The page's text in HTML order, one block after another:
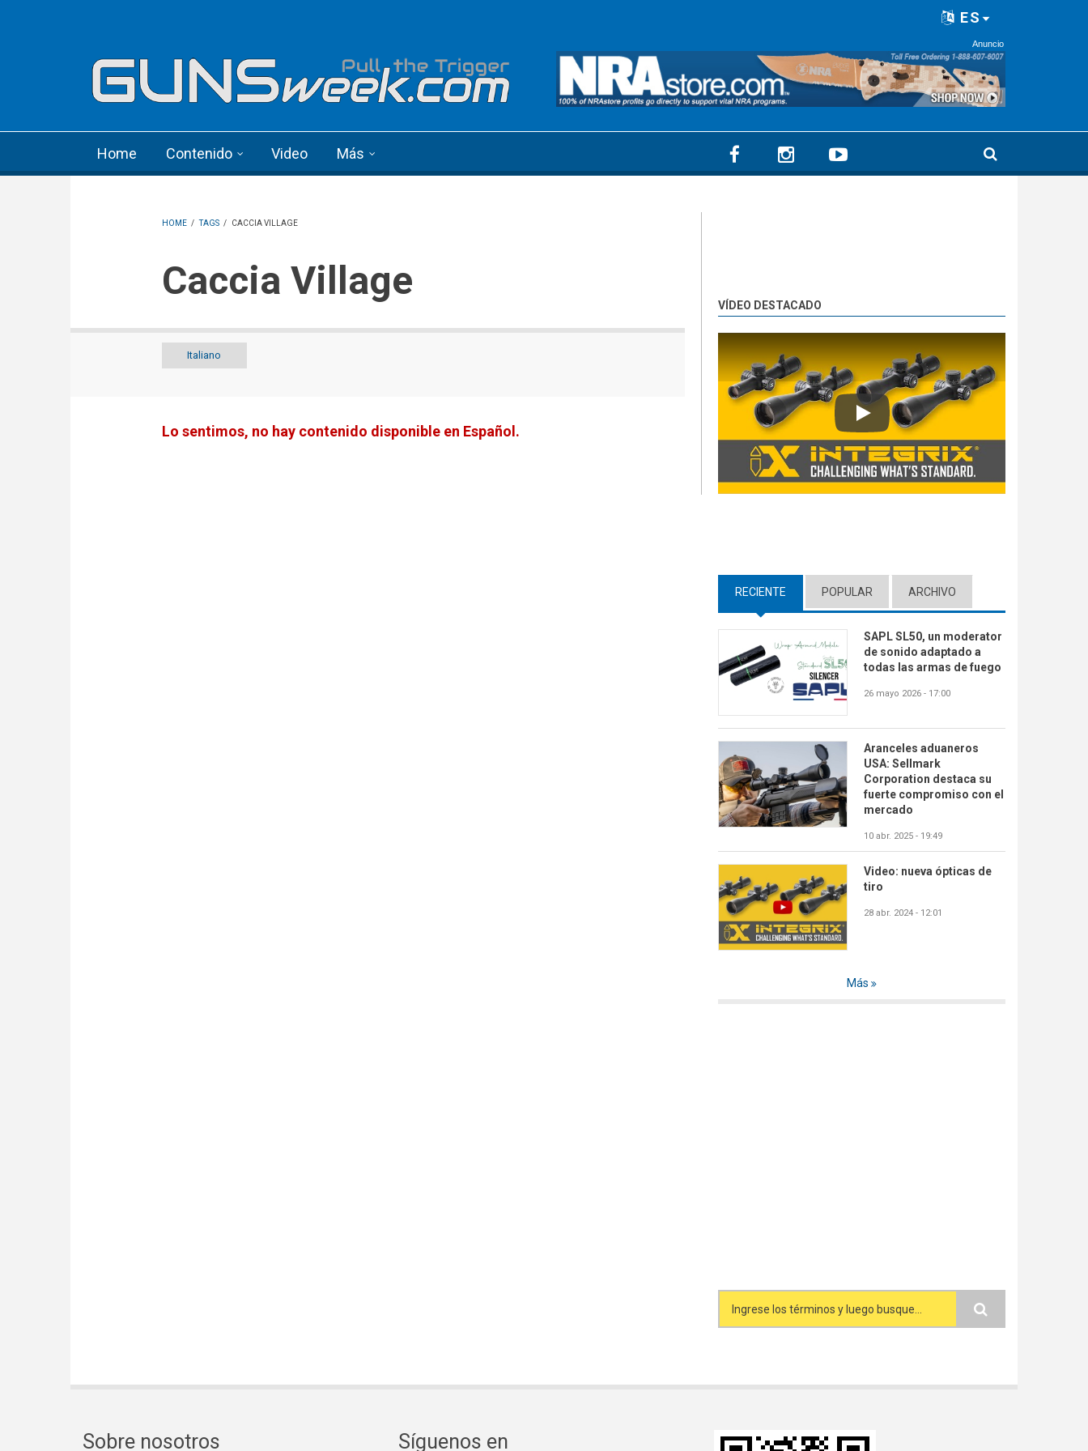
ES
Anuncio
Home Contenido Video Más
HOME / TAGS / CACCIA VILLAGE
Caccia Village
Italiano
Lo sentimos, no hay contenido disponible en Español.
VÍDEO DESTACADO
Play
RECIENTE (ACTIVE TAB)
POPULAR ARCHIVO
SAPL SL50, un moderator
de sonido adaptado a
todas las armas de fuego
26 mayo 2026 - 17:00
Aranceles aduaneros
USA: Sellmark
Corporation destaca su
fuerte compromiso con el
mercado
10 abr. 2025 - 19:49
Video: nueva ópticas de
tiro
28 abr. 2024 - 12:01
Más
Search form
Sobre nosotros Síguenos en